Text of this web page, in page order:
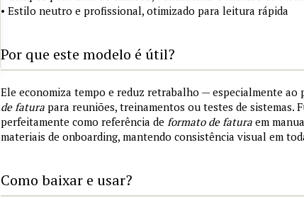
• Estilo neutro e profissional, otimizado para leitura rápida
Por que este modelo é útil?
Ele economiza tempo e reduz retrabalho — especialmente ao
de fatura para reuniões, treinamentos ou testes de sistemas.
perfeitamente como referência de formato de fatura em
materiais de onboarding, mantendo consistência visual em
Como baixar e usar?